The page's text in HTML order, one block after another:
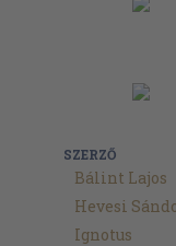
SZERZŐ
Bálint Lajos
Hevesi
Ignotus